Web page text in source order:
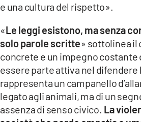
e una cultura del rispetto».
«Le leggi esistono, ma senza
solo parole scritte» sottolinea il
concrete e un impegno
essere parte attiva nel difendere
rappresenta un campanello
legato agli animali, ma di un
assenza di senso civico. La